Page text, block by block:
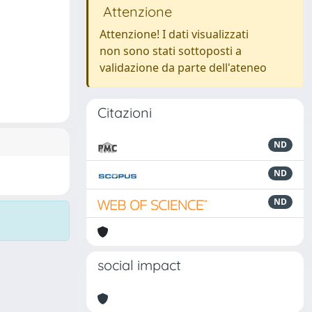
Attenzione
Attenzione! I dati visualizzati
non sono stati sottoposti a
validazione da parte dell'ateneo
Citazioni
ND
ND
ND
social impact